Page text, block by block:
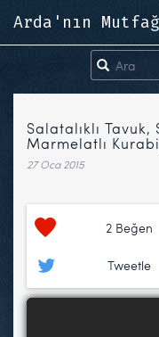
Arda'nın
Salatalıklı
Marmelatlı
27 Oca 2015
2 Beğen
Tweetle